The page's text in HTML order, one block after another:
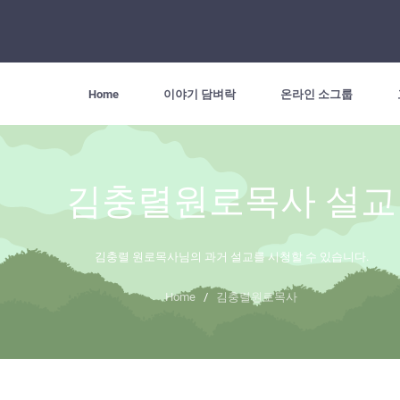
Home 이야기 담벼락 온라인 소그룹
김충렬원로목사 설교
김충렬 원로목사님의 과거 설교를 시청할 수 있습니다.
Home / 김충렬원로목사